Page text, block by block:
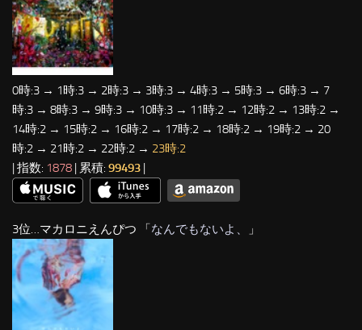
0時:3 → 1時:3 → 2時:3 → 3時:3 → 4時:3 → 5時:3 → 6時:3 → 7
時:3 → 8時:3 → 9時:3 → 10時:3 → 11時:2 → 12時:2 → 13時:2 →
14時:2 → 15時:2 → 16時:2 → 17時:2 → 18時:2 → 19時:2 → 20
時:2 → 21時:2 → 22時:2 → 23時:2
| 指数: 1878 | 累積: 99493 |
3位…マカロニえんぴつ 「 なんでもないよ、 」